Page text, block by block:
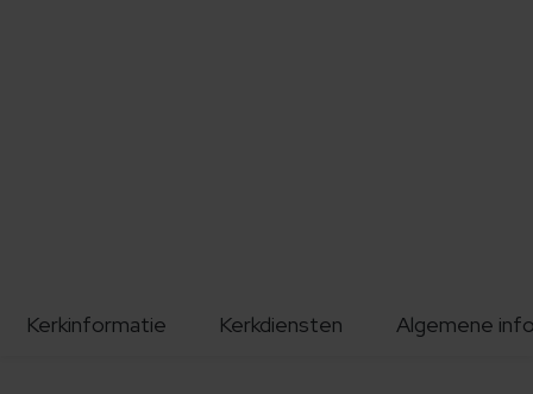
Kerkinformatie Kerkdiensten Algemene